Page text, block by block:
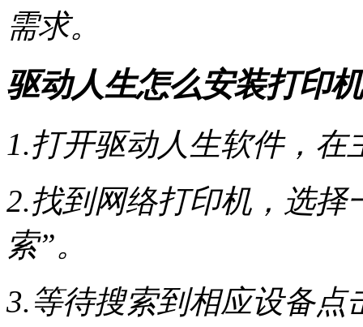
需求。
驱动人生怎么安装打印
1.打开驱动人生软件，
2.找到网络打印机，选择
索”。
3.等待搜索到相应设备点